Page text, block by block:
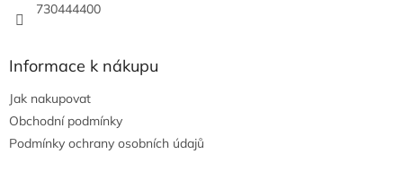
730444400
Informace k nákupu
Jak nakupovat
Obchodní podmínky
Podmínky ochrany osobních údajů